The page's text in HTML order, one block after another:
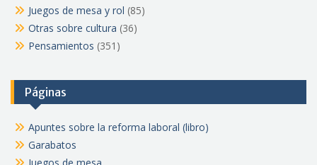
Juegos de mesa y rol (85)
Otras sobre cultura (36)
Pensamientos (351)
Páginas
Apuntes sobre la reforma laboral (libro)
Garabatos